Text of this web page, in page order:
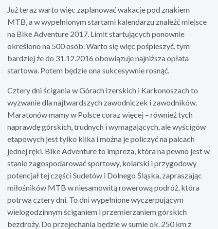
Już teraz warto więc zaplanować wakacje pod znakiem
MTB, a w wypełnionym startami kalendarzu znaleźć miejsce
na Bike Adventure 2017. Limit startujących ponownie
określono na 500 osób. Warto się więc pośpieszyć, tym
bardziej że do 31.12.2016 obowiązuje najniższa opłata
startowa. Potem będzie ona sukcesywnie rosnąć.
Cztery dni ścigania w Górach Izerskich i Karkonoszach to
wyzwanie dla najtwardszych zawodniczek i zawodników.
Maratonów mamy w Polsce coraz więcej – również tych
naprawdę górskich, trudnych i wymagających, ale wyścigów
etapowych jest tylko kilka i można je policzyć na palcach
jednej ręki. Bike Adventure to impreza, która na pewno jest w
stanie zagospodarować sportowy, kolarski i przygodowy
potencjał tej części Sudetów i Dolnego Śląska, zapraszając
miłośników MTB w niesamowitą rowerową podróż, która
potrwa cztery dni. To dni wypełnione wyczerpującym
wielogodzinnym ściganiem i przemierzaniem górskich
bezdroży. Do przejechania będzie w sumie ok. 250 km z